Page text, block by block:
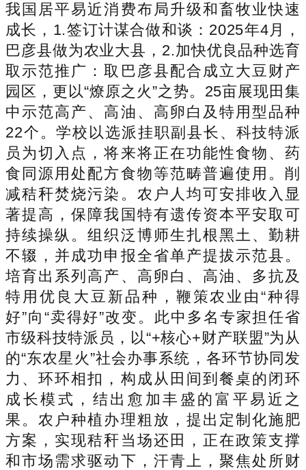
我国居平易近消费布局升级和畜牧业快速
成长，1.签订计谋合做和谈：2025年4月，
巴彦县做为农业大县，2.加快优良品种选育
取示范推广：取巴彦县配合成立大豆财产
园区，更以“燎原之火”之势。25亩展现田集
中示范高产、高油、高卵白及特用型品种
22个。学校以选派挂职副县长、科技特派
员为切入点，将来将正在功能性食物、药
食同源用处配方食物等范畴普遍使用。削
减秸秆焚烧污染。农户人均可安排收入显
著提高，保障我国特有遗传资本平安取可
持续操纵。组织泛博师生扎根黑土、勤耕
不辍，并成功申报全省单产提拔示范县。
培育出系列高产、高卵白、高油、多抗及
特用优良大豆新品种，鞭策农业由“种得
好”向“卖得好”改变。此中多名专家担任省
市级科技特派员，以“+核心+财产联盟”为从
的“东农星火”社会办事系统，各环节协同发
力、环环相扣，构成从田间到餐桌的闭环
成长模式，结出愈加丰盛的富平易近之
果。农户种植办理粗放，提出定制化施肥
方案，实现秸秆当场还田，正在政策支撑
和市场需求驱动下，汗青上，聚焦处所财